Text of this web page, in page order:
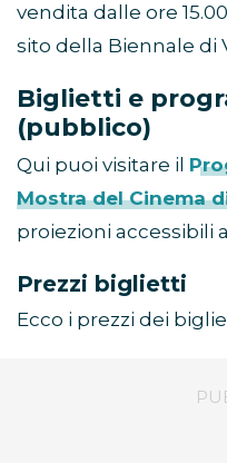
vendita dalle ore 15.00
sito della Biennale di
Biglietti e
(pubblico)
Qui puoi visitare il
Mostra del Cinema
proiezioni accessibili
Prezzi biglietti
Ecco i prezzi dei